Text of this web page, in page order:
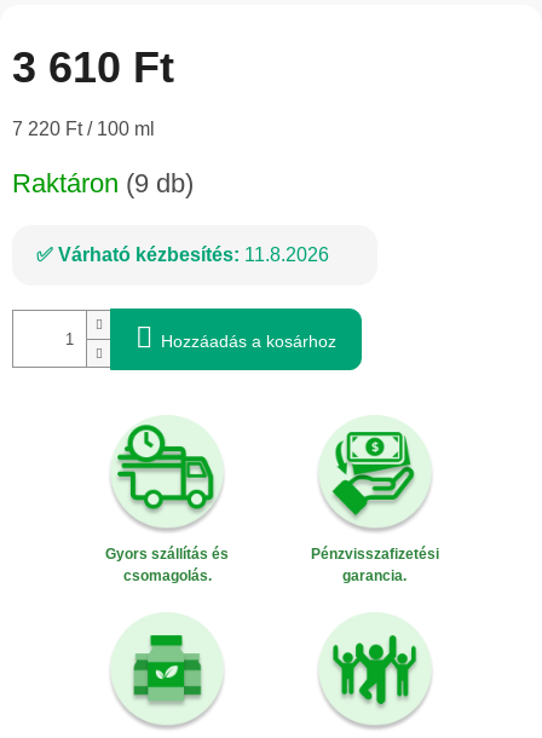
3 610 Ft
Egységár:
7 220 Ft / 100 ml
Raktáron (9 db)
Várható kézbesítés: 11.8.2026
Hozzáadás a kosárhoz
Gyors szállítás és
csomagolás.
Pénzvisszafizetési
garancia.